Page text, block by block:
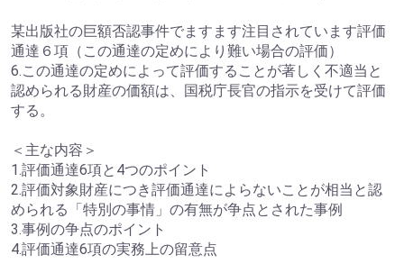
某出版社の巨額否認事件でますます注目されています評価
通達６項（この通達の定めにより難い場合の評価）
6.この通達の定めによって評価することが著しく不適当と
認められる財産の価額は、国税庁長官の指示を受けて評価
する。
＜主な内容＞
1.評価通達6項と4つのポイント
2.評価対象財産につき評価通達によらないことが相当と認
められる「特別の事情」の有無が争点とされた事例
3.事例の争点のポイント
4.評価通達6項の実務上の留意点